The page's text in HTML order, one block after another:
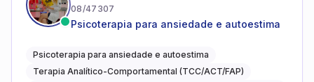
08/47307
Psicoterapia para ansiedade e autoestima
Psicoterapia para ansiedade e autoestima
Terapia Analítico-Comportamental (TCC/ACT/FAP)